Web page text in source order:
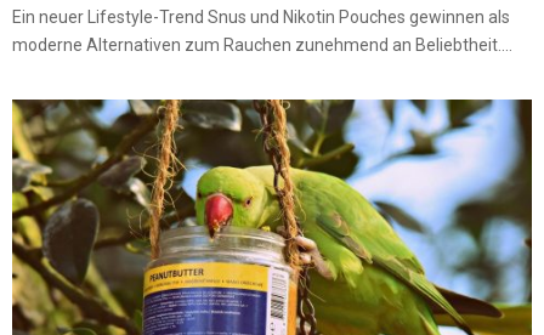
Ein neuer Lifestyle-Trend Snus und Nikotin Pouches gewinnen als
moderne Alternativen zum Rauchen zunehmend an Beliebtheit....